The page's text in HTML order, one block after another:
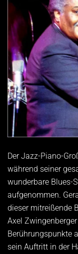
Der Jazz-Piano-
während seiner
wunderbare Blues-
aufgenommen.
dieser mitreißende
Axel
Berührungspunkte
sein Auftritt in der